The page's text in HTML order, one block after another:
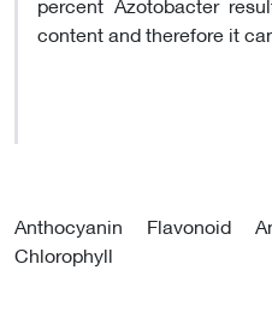
content and therefore it
Anthocyanin Flavonoid
Chlorophyll